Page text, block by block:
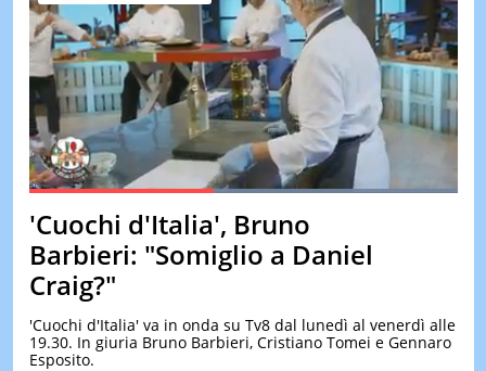
WOW
POP
VIDEO
& TV
TEST
DI
PauseUnmute
Loaded:100.00%
'Cuochi d'Italia', Bruno
Barbieri: "Somiglio a Daniel
Craig?"
'Cuochi d'Italia' va in onda su Tv8 dal lunedì al venerdì alle
19.30. In giuria Bruno Barbieri, Cristiano Tomei e Gennaro
Esposito.